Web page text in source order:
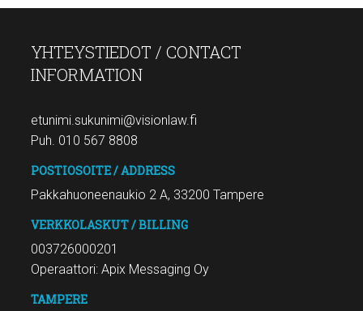
YHTEYSTIEDOT / CONTACT
INFORMATION
etunimi.sukunimi@visionlaw.fi
Puh. 010 567 8808
POSTIOSOITE / ADDRESS
Pakkahuoneenaukio 2 A, 33200 Tampere
VERKKOLASKUT / BILLING
003726000201
Operaattori: Apix Messaging Oy
TAMPERE